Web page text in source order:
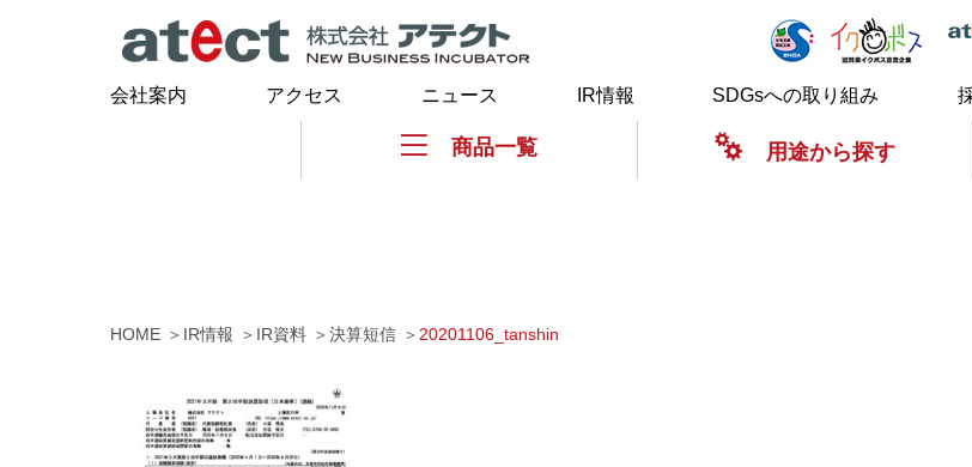
会社案内 アクセス ニュース IR情報 SDGsへの取り組み
商品一覧 用途から探す
HOME IR情報 IR資料 決算短信 20201106_tanshin